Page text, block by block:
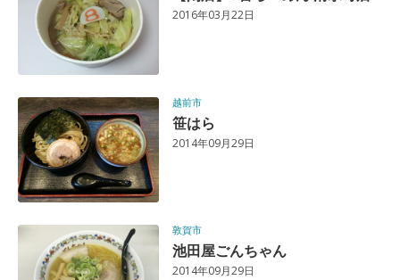
2016年03月22日
越前市
笹はら
2014年09月29日
敦賀市
池田屋ごんちゃん
2014年09月29日